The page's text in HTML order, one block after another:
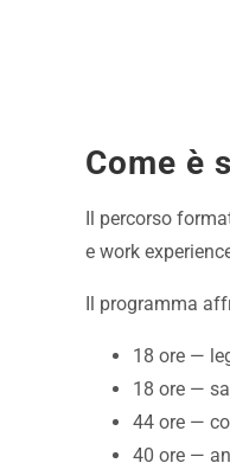
Come è
Il percorso
e work
Il programma
18 ore —
18 ore —
44 ore —
40 ore —